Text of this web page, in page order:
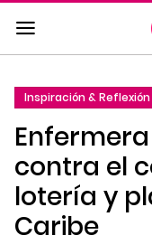
Saltar
al
contenido
a
la
navegación
principal
Inspiración & Reflexión
contra el
lotería y
Caribe